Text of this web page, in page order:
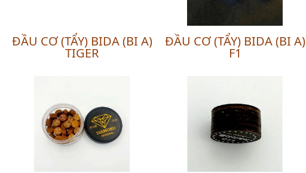
ĐẦU CƠ (TẨY) BIDA (BI A)
TIGER
ĐẦU CƠ (TẨY) BIDA (BI A)
F1